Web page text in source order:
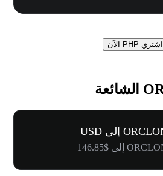
اشتري PHP الآن